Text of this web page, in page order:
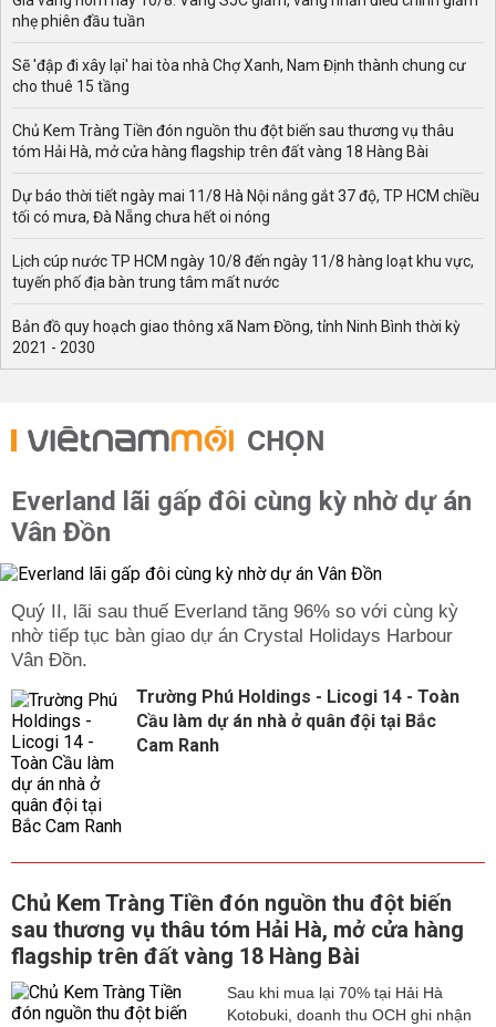
nhẹ phiên đầu tuần
Sẽ 'đập đi xây lại' hai tòa nhà Chợ Xanh, Nam Định thành chung cư
cho thuê 15 tầng
Chủ Kem Tràng Tiền đón nguồn thu đột biến sau thương vụ thâu
tóm Hải Hà, mở cửa hàng flagship trên đất vàng 18 Hàng Bài
Dự báo thời tiết ngày mai 11/8 Hà Nội nắng gắt 37 độ, TP HCM chiều
tối có mưa, Đà Nẵng chưa hết oi nóng
Lịch cúp nước TP HCM ngày 10/8 đến ngày 11/8 hàng loạt khu vực,
tuyến phố địa bàn trung tâm mất nước
Bản đồ quy hoạch giao thông xã Nam Đồng, tỉnh Ninh Bình thời kỳ
2021 - 2030
CHỌN
Everland lãi gấp đôi cùng kỳ nhờ dự án
Vân Đồn
Quý II, lãi sau thuế Everland tăng 96% so với cùng kỳ
nhờ tiếp tục bàn giao dự án Crystal Holidays Harbour
Vân Đồn.
Trường Phú Holdings - Licogi 14 - Toàn
Cầu làm dự án nhà ở quân đội tại Bắc
Cam Ranh
Chủ Kem Tràng Tiền đón nguồn thu đột biến
sau thương vụ thâu tóm Hải Hà, mở cửa hàng
flagship trên đất vàng 18 Hàng Bài
Sau khi mua lại 70% tại Hải Hà
Kotobuki, doanh thu OCH ghi nhận